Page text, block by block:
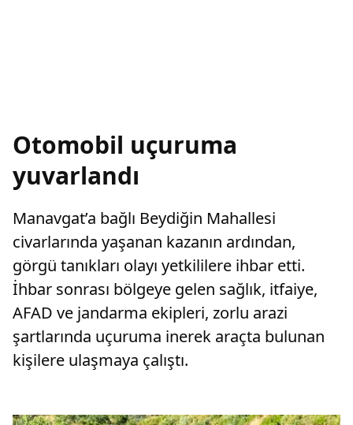
Otomobil uçuruma
yuvarlandı
Manavgat’a bağlı Beydiğin Mahallesi
civarlarında yaşanan kazanın ardından,
görgü tanıkları olayı yetkililere ihbar etti.
İhbar sonrası bölgeye gelen sağlık, itfaiye,
AFAD ve jandarma ekipleri, zorlu arazi
şartlarında uçuruma inerek araçta bulunan
kişilere ulaşmaya çalıştı.